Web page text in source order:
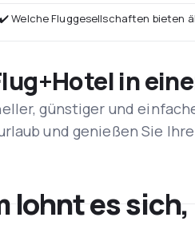
✔️ Welche Fluggesellschaften bieten
in
günstiger und
und genießen Sie
lohnt es